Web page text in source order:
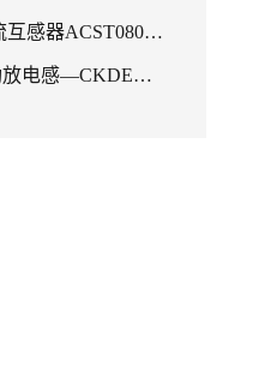
器ACST0809系列
感—CKDE系列